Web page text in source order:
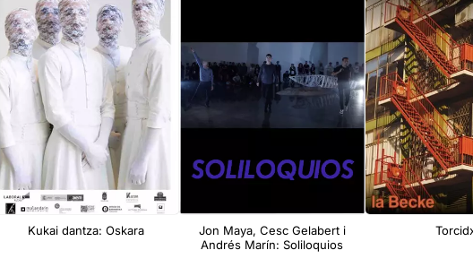
Kukai dantza: Oskara
Jon Maya, Cesc Gelabert i
Andrés Marín: Soliloquios